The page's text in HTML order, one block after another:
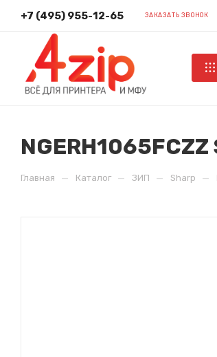
+7 (495) 955-12-65 ЗАКАЗАТЬ ЗВОНОК
Главная — Каталог — ЗИП — Sharp —